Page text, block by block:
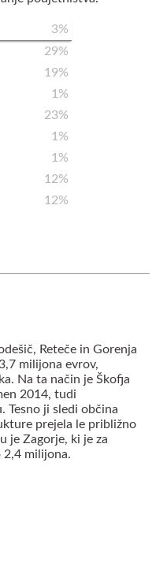
3%
29%
19%
1%
23%
1%
1%
12%
12%
Reteče in Gorenja
milijona evrov,
Na ta način je Škofja
2014, tudi
Tesno ji sledi občina
prejela le približno
je Zagorje, ki je za
2,4 milijona.